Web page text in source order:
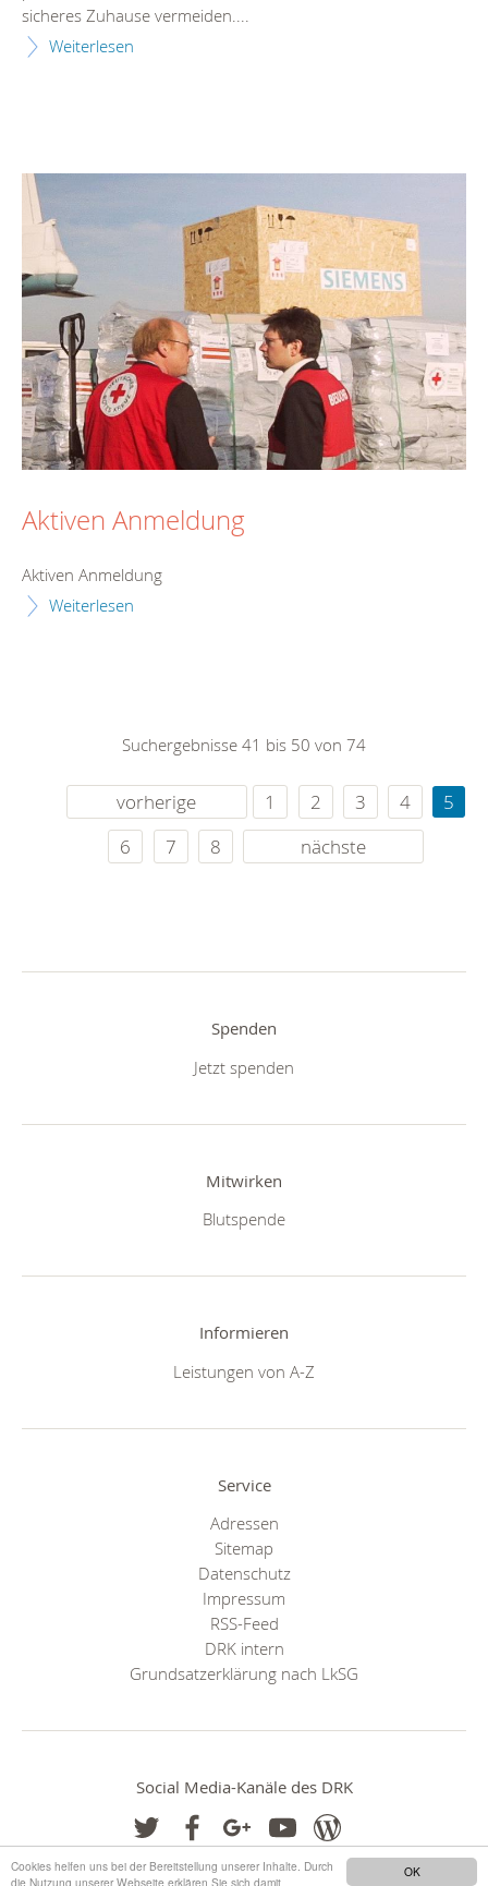
OK
Cookies helfen uns bei der Bereitstellung unserer Inhalte. Durch
die Nutzung unserer Webseite erklären Sie sich damit
sicheres Zuhause vermeiden....
Weiterlesen
Aktiven Anmeldung
Aktiven Anmeldung
Weiterlesen
Suchergebnisse 41 bis 50 von 74
vorherige 1 2 3 4
5
6
7 8 nächste
Spenden
Jetzt spenden
Mitwirken
Blutspende
Informieren
Leistungen von A-Z
Service
Adressen
Sitemap
Datenschutz
Impressum
RSS-Feed
DRK intern
Grundsatzerklärung nach LkSG
Social Media-Kanäle des DRK